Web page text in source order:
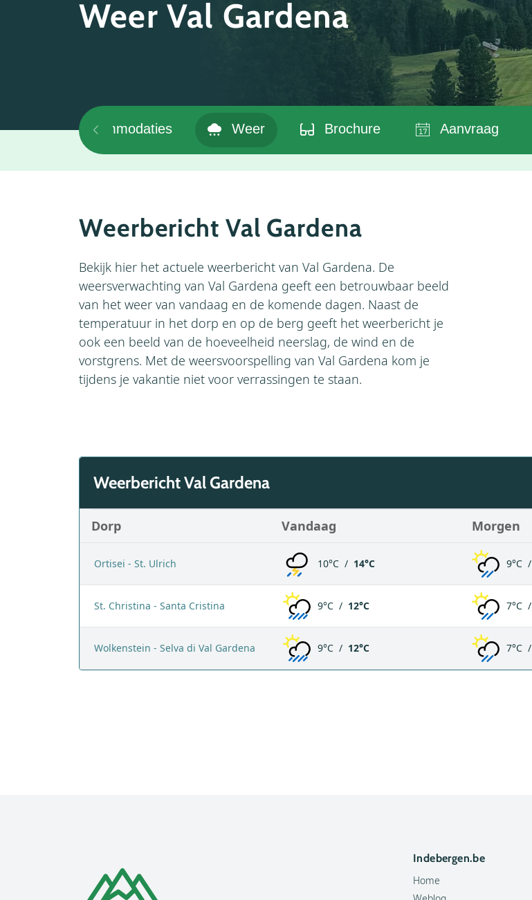
Weer Val Gardena
Accommodaties Weer Brochure Aanvraag
Weerbericht Val Gardena
Bekijk hier het actuele weerbericht van Val Gardena. De
weersverwachting van Val Gardena geeft een betrouwbaar beeld
van het weer van vandaag en de komende dagen. Naast de
temperatuur in het dorp en op de berg geeft het weerbericht je
ook een beeld van de hoeveelheid neerslag, de wind en de
vorstgrens. Met de weersvoorspelling van Val Gardena kom je
tijdens je vakantie niet voor verrassingen te staan.
Weerbericht Val Gardena
Dorp Vandaag Morgen
Ortisei - St. Ulrich 10°C / 14°C 9°C /
St. Christina - Santa Cristina 9°C / 12°C 7°C /
Wolkenstein - Selva di Val Gardena 9°C / 12°C 7°C /
Indebergen.be
Home